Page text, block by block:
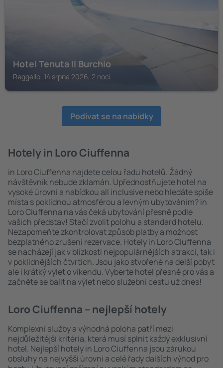
Hotel Tenuta Il Burchio
Reggello, 14 srpna 2026, 2 noci
Podívat se na nabídky
Hotely in Loro Ciuffenna
in Loro Ciuffenna najdete celou řadu hotelů. Žádný
návštěvník nebude zklamán. Upřednostňujete hotel na
vysoké úrovni a nabídkou all inclusive nebo hledáte spíše
místa s poklidnou atmosférou a levným ubytováním? in
Loro Ciuffenna na vás čeká ubytování přesně podle
vašich představ! Stačí zvolit polohu a standard hotelu.
Nezapomeňte zkontrolovat způsob platby a možnost
bezplatného zrušení rezervace. Hotely in Loro Ciuffenna
se nacházejí jak v blízkosti nejpopulárnějších atrakcí, tak i
v poklidnějších čtvrtích. Jsou jako stvořené na delší pobyt
ale i krátký výlet o víkendu. Vyberte hotel přesně pro vás a
začněte se balit na výlet nebo služební cestu už dnes!
Loro Ciuffenna – nejlepší hotely
Komplexní služby a výhodná poloha patří mezi
nejdůležitější kritéria, která musí splnit každý exklusivní
hotel. Nejlepší hotely in Loro Ciuffenna jsou zárukou
obsluhy na nejvyšší úrovni a celé řady dalších výhod pro